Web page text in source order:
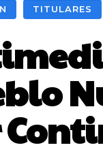
TITULARES